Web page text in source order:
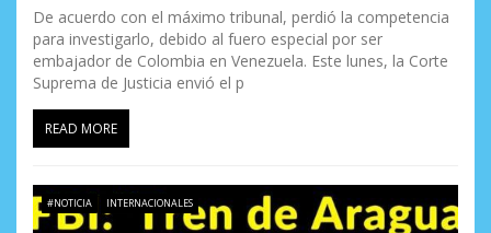
De acuerdo con el máximo tribunal, perdió la competencia
para investigarlo, debido al fuero especial por ser
embajador de Colombia en Venezuela. Este lunes, la Corte
Suprema de Justicia envió el p
READ MORE
#NOTICIA INTERNACIONALES